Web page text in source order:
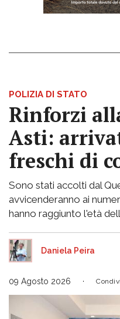
POLIZIA DI STATO
Rinforzi
Asti:
freschi di
Sono stati accolti dal
avvicenderanno ai
hanno raggiunto l'età
Daniela Peira
09 Agosto 2026